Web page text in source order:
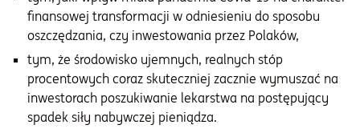
finansowej transformacji w odniesieniu do sposobu
oszczędzania, czy inwestowania przez Polaków,
tym, że środowisko ujemnych, realnych stóp
procentowych coraz skuteczniej zacznie wymuszać na
inwestorach poszukiwanie lekarstwa na postępujący
spadek siły nabywczej pieniądza.